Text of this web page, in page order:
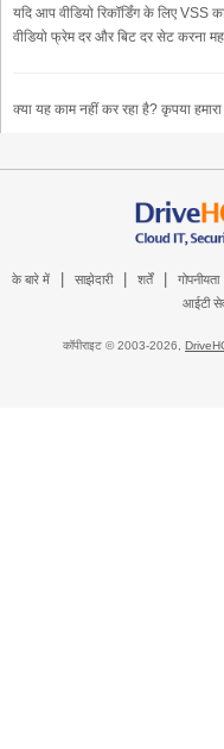
यदि आप वीडियो रिकॉर्डिंग के लिए VSS
वीडियो फ्रेम दर और बिट दर सेट करना
क्या यह काम नहीं कर रहा है? कृपया हमारा
के बारे में साझेदारी शर्तें गोपनीयता
आईटी
कॉपीराइट © 2003-2026,